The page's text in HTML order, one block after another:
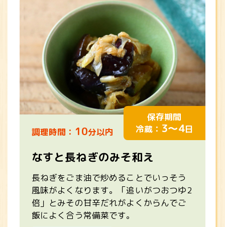
調理時間： 10分以内
保存期間
冷蔵： 3～4日
なすと長ねぎのみそ和え
長ねぎをごま油で炒めることでいっそう
風味がよくなります。「追いがつおつゆ2
倍」とみその甘辛だれがよくからんでご
飯によく合う常備菜です。